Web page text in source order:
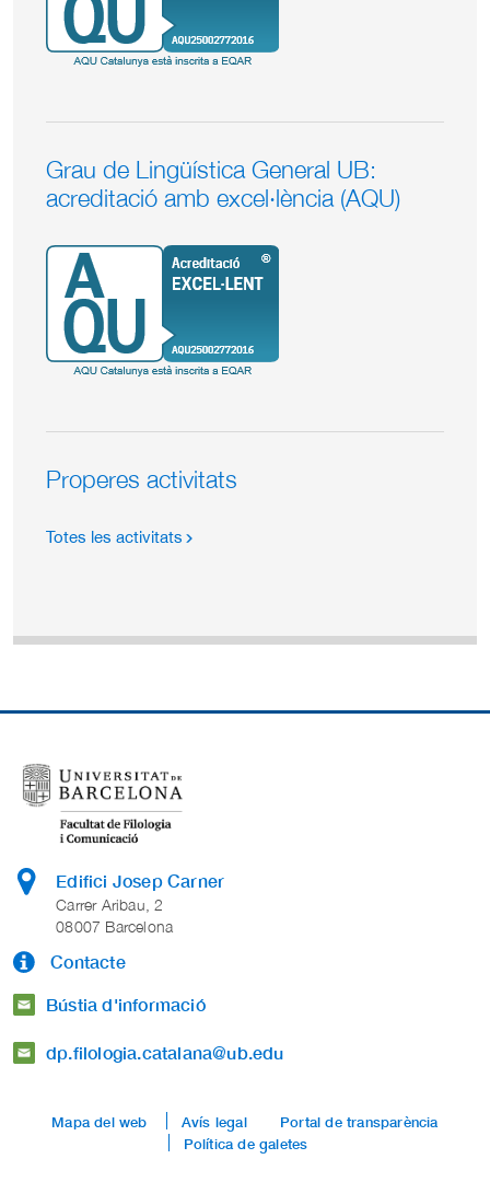
Grau de Lingüística General UB:
acreditació amb excel·lència (AQU)
Properes activitats
Totes les activitats
Edifici Josep Carner
Carrer Aribau, 2
08007 Barcelona
Contacte
Bústia d'informació
dp.filologia.catalana@ub.edu
Mapa del web Avís legal
Portal de transparència
Política de galetes